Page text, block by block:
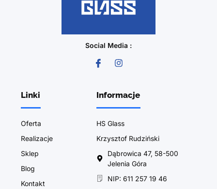
Social Media :
Linki
Oferta
Realizacje
Sklep
Blog
Kontakt
Informacje
HS Glass
Krzysztof Rudziński
Dąbrowica 47, 58-500
Jelenia Góra
NIP: 611 257 19 46